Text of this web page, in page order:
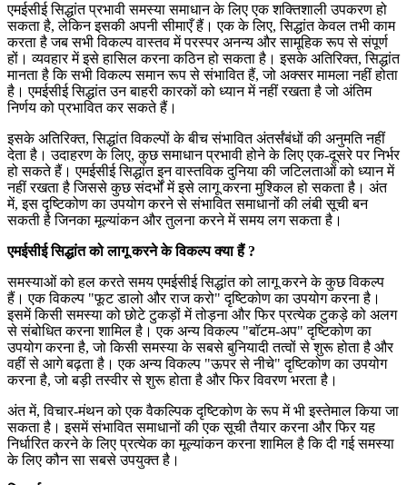
एमईसीई सिद्धांत प्रभावी समस्या समाधान के लिए एक शक्तिशाली उपकरण हो
सकता है, लेकिन इसकी अपनी सीमाएँ हैं। एक के लिए, सिद्धांत केवल तभी काम
करता है जब सभी विकल्प वास्तव में परस्पर अनन्य और सामूहिक रूप से संपूर्ण
हों। व्यवहार में इसे हासिल करना कठिन हो सकता है। इसके अतिरिक्त, सिद्धांत
मानता है कि सभी विकल्प समान रूप से संभावित हैं, जो अक्सर मामला नहीं होता
है। एमईसीई सिद्धांत उन बाहरी कारकों को ध्यान में नहीं रखता है जो अंतिम
निर्णय को प्रभावित कर सकते हैं।
इसके अतिरिक्त, सिद्धांत विकल्पों के बीच संभावित अंतर्संबंधों की अनुमति नहीं
देता है। उदाहरण के लिए, कुछ समाधान प्रभावी होने के लिए एक-दूसरे पर निर्भर
हो सकते हैं। एमईसीई सिद्धांत इन वास्तविक दुनिया की जटिलताओं को ध्यान में
नहीं रखता है जिससे कुछ संदर्भों में इसे लागू करना मुश्किल हो सकता है। अंत
में, इस दृष्टिकोण का उपयोग करने से संभावित समाधानों की लंबी सूची बन
सकती है जिनका मूल्यांकन और तुलना करने में समय लग सकता है।
एमईसीई सिद्धांत को लागू करने के विकल्प क्या हैं ?
समस्याओं को हल करते समय एमईसीई सिद्धांत को लागू करने के कुछ विकल्प
हैं। एक विकल्प "फूट डालो और राज करो" दृष्टिकोण का उपयोग करना है।
इसमें किसी समस्या को छोटे टुकड़ों में तोड़ना और फिर प्रत्येक टुकड़े को अलग
से संबोधित करना शामिल है। एक अन्य विकल्प "बॉटम-अप" दृष्टिकोण का
उपयोग करना है, जो किसी समस्या के सबसे बुनियादी तत्वों से शुरू होता है और
वहीं से आगे बढ़ता है। एक अन्य विकल्प "ऊपर से नीचे" दृष्टिकोण का उपयोग
करना है, जो बड़ी तस्वीर से शुरू होता है और फिर विवरण भरता है।
अंत में, विचार-मंथन को एक वैकल्पिक दृष्टिकोण के रूप में भी इस्तेमाल किया जा
सकता है। इसमें संभावित समाधानों की एक सूची तैयार करना और फिर यह
निर्धारित करने के लिए प्रत्येक का मूल्यांकन करना शामिल है कि दी गई समस्या
के लिए कौन सा सबसे उपयुक्त है।